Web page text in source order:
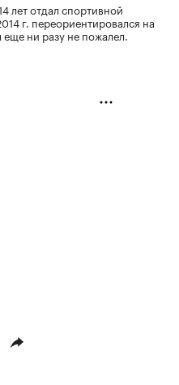
лет отдал спортивной
г. переориентировался на
ни разу не пожалел.